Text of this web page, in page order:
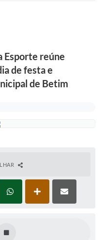
Esporte reúne
de festa e
de Betim